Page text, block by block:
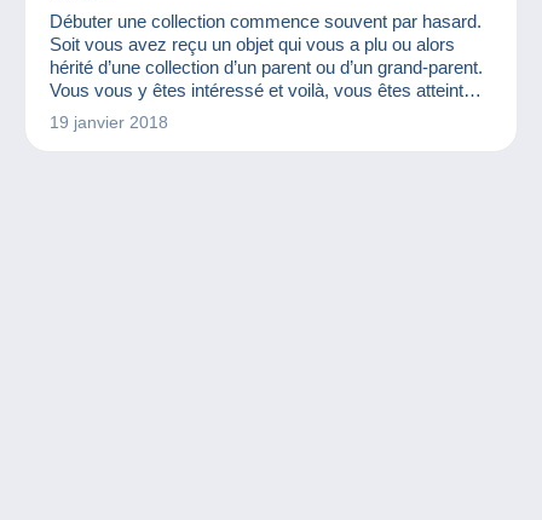
Débuter une collection commence souvent par hasard.
Soit vous avez reçu un objet qui vous a plu ou alors
hérité d’une collection d’un parent ou d’un grand-parent.
Vous vous y êtes intéressé et voilà, vous êtes atteint
par un nouveau virus, la collection ! De là, beaucoup
vont chercher à acquérir beaucoup de petits objets du
19 janvier 2018